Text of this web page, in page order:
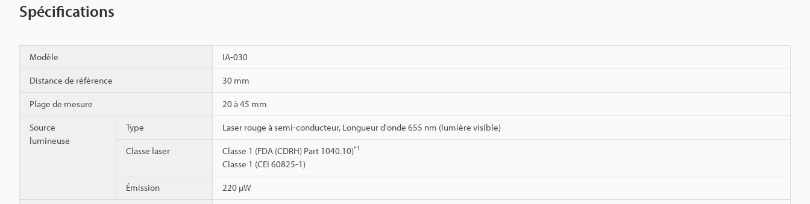
Spécifications
Modèle IA-030
Distance de référence 30 mm
Plage de mesure 20 à 45 mm
Source
lumineuse
Type Laser rouge à semi-conducteur, Longueur d'onde 655 nm (lumière visible)
Classe laser Classe 1 (FDA (CDRH) Part 1040.10)*1
Classe 1 (CEI 60825-1)
Émission 220 µW